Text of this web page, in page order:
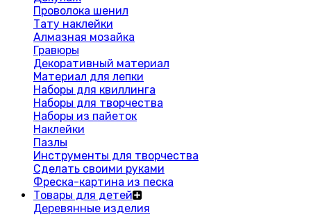
Проволока шенил
Тату наклейки
Алмазная мозайка
Гравюры
Декоративный материал
Материал для лепки
Наборы для квиллинга
Наборы для творчества
Наборы из пайеток
Наклейки
Пазлы
Инструменты для творчества
Сделать своими руками
Фреска-картина из песка
Товары для детей
Деревянные изделия